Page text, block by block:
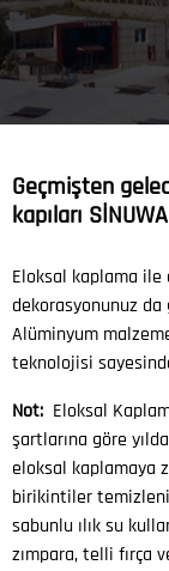
Geçmişten
kapıları
Eloksal kaplama ile
dekorasyonunuz da
Alüminyum
teknolojisi
Not: Eloksal
şartlarına göre
eloksal kaplamaya
birikintiler
sabunlu ılık su
zımpara, telli fırça